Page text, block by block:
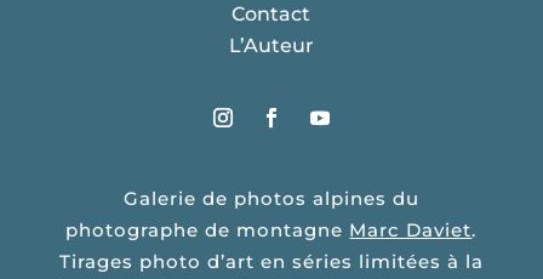
Contact
L’Auteur
Galerie de photos alpines du
photographe de montagne Marc Daviet.
Tirages photo d’art en séries limitées à la